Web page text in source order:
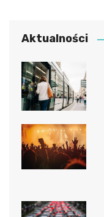
Aktualności